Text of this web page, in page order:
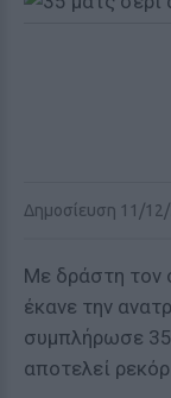
Δημοσίευση 11/
Mε δράστη τον
έκανε την
συμπλήρωσε 35
αποτελεί